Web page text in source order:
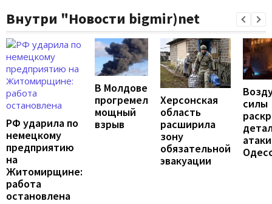
Внутри "Новости bigmir)net
РФ ударила по
немецкому
предприятию
на
Житомирщине:
работа
остановлена
В Молдове
прогремел
мощный
взрыв
Херсонская
область
расширила
зону
обязательной
эвакуации
силы